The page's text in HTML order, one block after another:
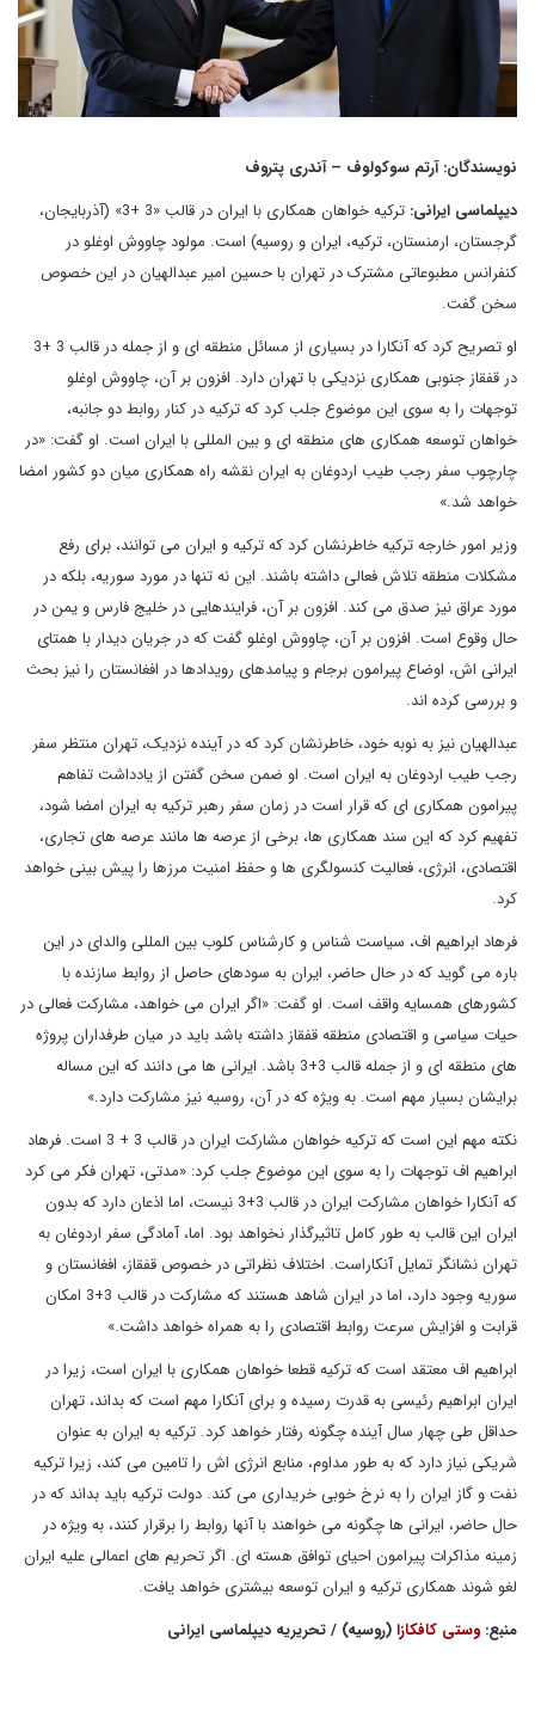
نویسندگان: آرتم سوکولوف – آندری پتروف
دیپلماسی ایرانی:
ترکیه خواهان همکاری با ایران در قالب «3 +3» (آذربایجان،
گرجستان، ارمنستان، ترکیه، ایران و روسیه) است. مولود چاووش اوغلو در
کنفرانس مطبوعاتی مشترک در تهران با حسین امیر عبدالهیان در این خصوص
سخن گفت.
او تصریح کرد که آنکارا در بسیاری از مسائل منطقه ای و از جمله در قالب 3 +3
در قفقاز جنوبی همکاری نزدیکی با تهران دارد. افزون بر آن، چاووش اوغلو
توجهات را به سوی این موضوع جلب کرد که ترکیه در کنار روابط دو جانبه،
خواهان توسعه همکاری های منطقه ای و بین المللی با ایران است. او گفت: «در
چارچوب سفر رجب طیب اردوغان به ایران نقشه راه همکاری میان دو کشور امضا
خواهد شد.»
وزیر امور خارجه ترکیه خاطرنشان کرد که ترکیه و ایران می توانند، برای رفع
مشکلات منطقه تلاش فعالی داشته باشند. این نه تنها در مورد سوریه، بلکه در
مورد عراق نیز صدق می کند. افزون بر آن، فرایندهایی در خلیج فارس و یمن در
حال وقوع است. افزون بر آن، چاووش اوغلو گفت که در جریان دیدار با همتای
ایرانی اش، اوضاع پیرامون برجام و پیامدهای رویدادها در افغانستان را نیز بحث
و بررسی کرده اند.
عبدالهیان نیز به نوبه خود، خاطرنشان کرد که در آینده نزدیک، تهران منتظر سفر
رجب طیب اردوغان به ایران است. او ضمن سخن گفتن از یادداشت تفاهم
پیرامون همکاری ای که قرار است در زمان سفر رهبر ترکیه به ایران امضا شود،
تفهیم کرد که این سند همکاری ها، برخی از عرصه ها مانند عرصه های تجاری،
اقتصادی، انرژی، فعالیت کنسولگری ها و حفظ امنیت مرزها را پیش بینی خواهد
کرد.
فرهاد ابراهیم اف، سیاست شناس و کارشناس کلوب بین المللی والدای در این
باره می گوید که در حال حاضر، ایران به سودهای حاصل از روابط سازنده با
کشورهای همسایه واقف است. او گفت: «اگر ایران می خواهد، مشارکت فعالی در
حیات سیاسی و اقتصادی منطقه قفقاز داشته باشد باید در میان طرفداران پروژه
های منطقه ای و از جمله قالب 3+3 باشد. ایرانی ها می دانند که این مساله
برایشان بسیار مهم است. به ویژه که در آن، روسیه نیز مشارکت دارد.»
نکته مهم این است که ترکیه خواهان مشارکت ایران در قالب 3 + 3 است. فرهاد
ابراهیم اف توجهات را به سوی این موضوع جلب کرد: «مدتی، تهران فکر می کرد
که آنکارا خواهان مشارکت ایران در قالب 3+3 نیست، اما اذعان دارد که بدون
ایران این قالب به طور کامل تاثیرگذار نخواهد بود. اما، آمادگی سفر اردوغان به
تهران نشانگر تمایل آنکاراست. اختلاف نظراتی در خصوص قفقاز، افغانستان و
سوریه وجود دارد، اما در ایران شاهد هستند که مشارکت در قالب 3+3 امکان
قرابت و افزایش سرعت روابط اقتصادی را به همراه خواهد داشت.»
ابراهیم اف معتقد است که ترکیه قطعا خواهان همکاری با ایران است، زیرا در
ایران ابراهیم رئیسی به قدرت رسیده و برای آنکارا مهم است که بداند، تهران
حداقل طی چهار سال آینده چگونه رفتار خواهد کرد. ترکیه به ایران به عنوان
شریکی نیاز دارد که به طور مداوم، منابع انرژی اش را تامین می کند، زیرا ترکیه
نفت و گاز ایران را به نرخ خوبی خریداری می کند. دولت ترکیه باید بداند که در
حال حاضر، ایرانی ها چگونه می خواهند با آنها روابط را برقرار کنند، به ویژه در
زمینه مذاکرات پیرامون احیای توافق هسته ای. اگر تحریم های اعمالی علیه ایران
لغو شوند همکاری ترکیه و ایران توسعه بیشتری خواهد یافت.
منبع:وستی کافکازا(روسیه) / تحریریه دیپلماسی ایرانی